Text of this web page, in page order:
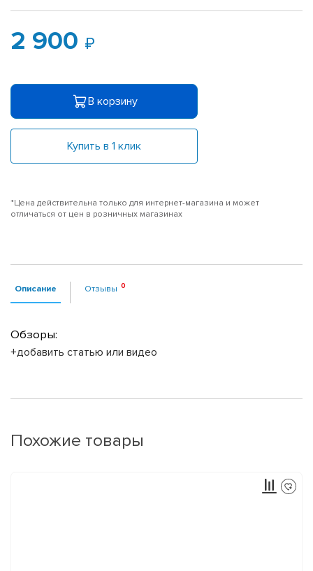
2 900
В корзину
Купить в 1 клик
*Цена действительна только для интернет-магазина и может
отличаться от цен в розничных магазинах
Описание Отзывы
Обзоры:
+добавить статью или видео
Похожие товары